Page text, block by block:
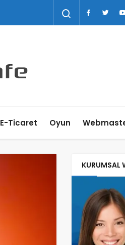
E-Ticaret Oyun
KURUMSAL